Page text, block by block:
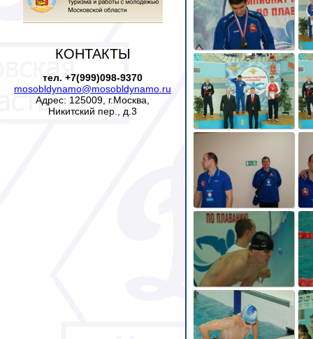
КОНТАКТЫ
тел. +7(999)098-9370
mosobldynamo@mosobldynamo.ru
Адрес: 125009, г.Москва,
Никитский пер., д.3